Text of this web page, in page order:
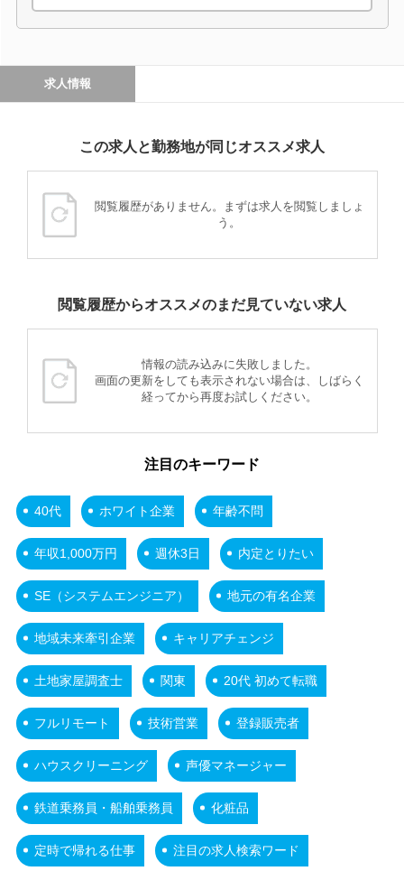
求人情報
この求人と勤務地が同じオススメ求人
閲覧履歴がありません。まずは求人を閲覧しましょ
う。
閲覧履歴からオススメのまだ見ていない求人
情報の読み込みに失敗しました。
画面の更新をしても表示されない場合は、しばらく
経ってから再度お試しください。
注目のキーワード
40代 ホワイト企業 年齢不問
年収1,000万円 週休3日 内定とりたい
SE（システムエンジニア） 地元の有名企業
地域未来牽引企業 キャリアチェンジ
土地家屋調査士 関東 20代 初めて転職
フルリモート 技術営業 登録販売者
ハウスクリーニング 声優マネージャー
鉄道乗務員・船舶乗務員 化粧品
定時で帰れる仕事 注目の求人検索ワード